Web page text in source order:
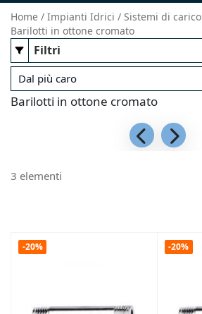
Home Impianti Idrici Sistemi di carico
Barilotti in ottone cromato
Barilotti in ottone cromato
3 elementi
-20% -20%
Filtri